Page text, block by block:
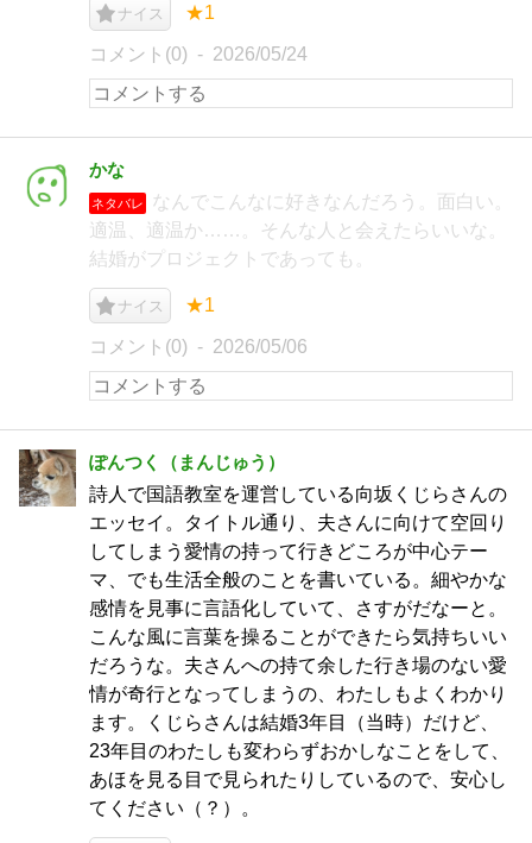
ナイス ★1
コメント(0) 2026/05/24
かな
ネタバレ
なんでこんなに好きなんだろう。面白い。
適温、適温か……。そんな人と会えたらいいな。
結婚がプロジェクトであっても。
ナイス ★1
コメント(0) 2026/05/06
ぽんつく（まんじゅう）
詩人で国語教室を運営している向坂くじらさんの
エッセイ。タイトル通り、夫さんに向けて空回り
してしまう愛情の持って行きどころが中心テー
マ、でも生活全般のことを書いている。細やかな
感情を見事に言語化していて、さすがだなーと。
こんな風に言葉を操ることができたら気持ちいい
だろうな。夫さんへの持て余した行き場のない愛
情が奇行となってしまうの、わたしもよくわかり
ます。くじらさんは結婚3年目（当時）だけど、
23年目のわたしも変わらずおかしなことをして、
あほを見る目で見られたりしているので、安心し
てください（？）。